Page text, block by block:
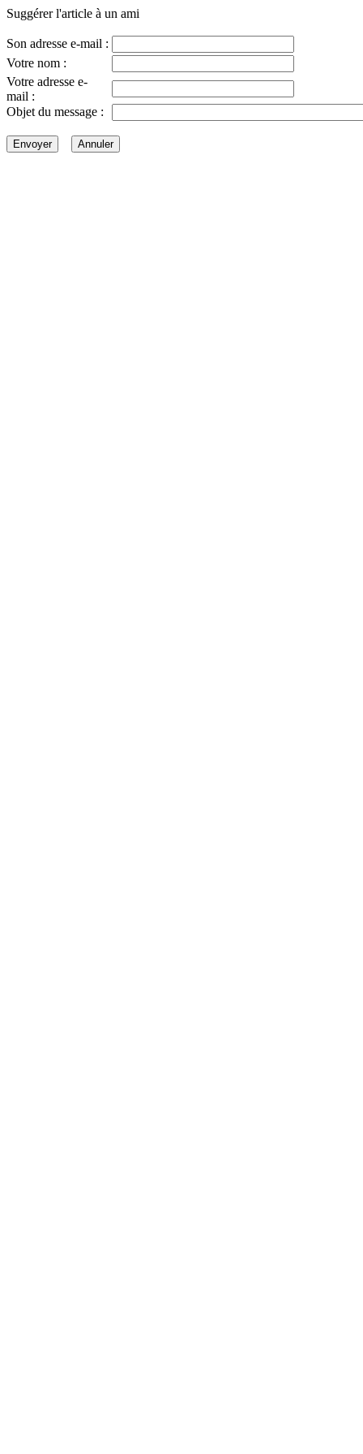
Suggérer l'article à un ami
Son adresse e-mail :
Votre nom :
Votre adresse e-
mail :
Objet du message :